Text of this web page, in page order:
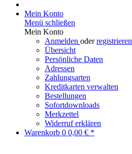
Mein Konto
Menü schließen
Mein Konto
Anmelden oderregistrieren
Übersicht
Persönliche Daten
Adressen
Zahlungsarten
Kreditkarten verwalten
Bestellungen
Sofortdownloads
Merkzettel
Widerruf erklären
Warenkorb 0 0,00 € *